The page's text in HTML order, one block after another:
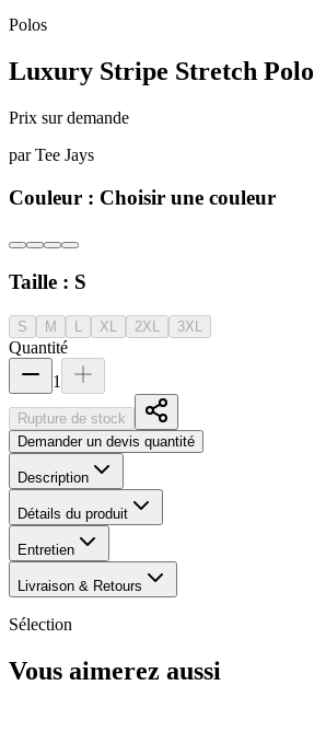
Polos
Luxury Stripe Stretch Polo
Prix sur demande
par Tee Jays
Couleur : Choisir une couleur
Taille : S
S M L XL 2XL 3XL
Quantité
1
Rupture de stock
Demander un devis quantité
Description
Détails du produit
Entretien
Livraison & Retours
Sélection
Vous aimerez aussi